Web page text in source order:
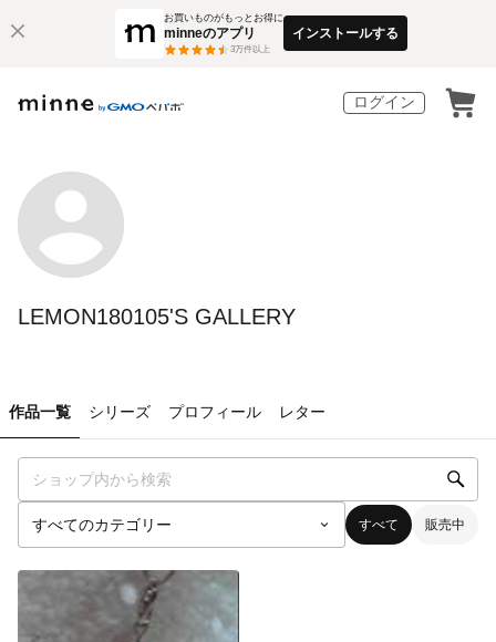
お買いものがもっとお得に
minneのアプリ
3万件以上
インストールする
ログイン
LEMON180105'S GALLERY
作品一覧 シリーズ プロフィール レター
すべて 販売中